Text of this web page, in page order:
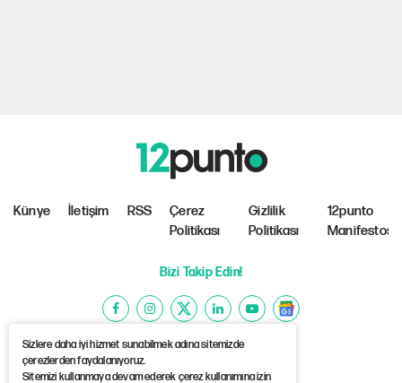
Sizlere daha iyi hizmet sunabilmek adına sitemizde
çerezlerden faydalanıyoruz.
Sitemizi kullanmaya devam ederek çerez kullanımına izin
Künye İletişim RSS
Çerez
Politikası
Gizlilik
Politikası
12punto
Manifestosu
Bizi Takip Edin!